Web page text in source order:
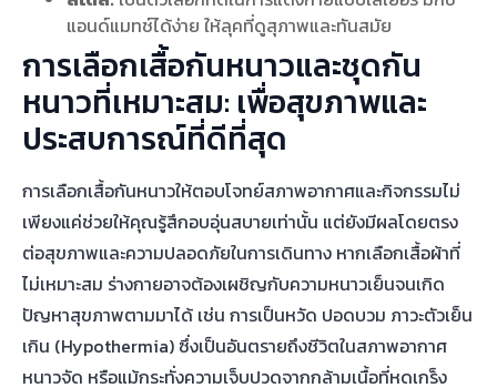
แอนด์แมทช์ได้ง่าย ให้ลุคที่ดูสุภาพและทันสมัย
การเลือกเสื้อกันหนาวและชุดกัน
หนาวที่เหมาะสม: เพื่อสุขภาพและ
ประสบการณ์ที่ดีที่สุด
การเลือกเสื้อกันหนาวให้ตอบโจทย์สภาพอากาศและกิจกรรมไม่
เพียงแค่ช่วยให้คุณรู้สึกอบอุ่นสบายเท่านั้น แต่ยังมีผลโดยตรง
ต่อสุขภาพและความปลอดภัยในการเดินทาง หากเลือกเสื้อผ้าที่
ไม่เหมาะสม ร่างกายอาจต้องเผชิญกับความหนาวเย็นจนเกิด
ปัญหาสุขภาพตามมาได้ เช่น การเป็นหวัด ปอดบวม ภาวะตัวเย็น
เกิน (Hypothermia) ซึ่งเป็นอันตรายถึงชีวิตในสภาพอากาศ
หนาวจัด หรือแม้กระทั่งความเจ็บปวดจากกล้ามเนื้อที่หดเกร็ง